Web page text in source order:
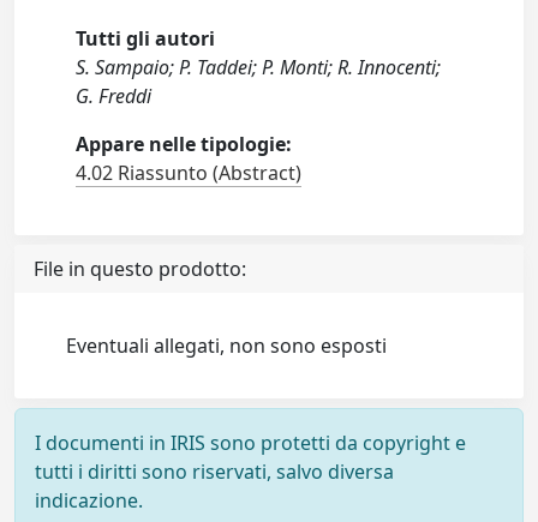
Tutti gli autori
S. Sampaio; P. Taddei; P. Monti; R. Innocenti;
G. Freddi
Appare nelle tipologie:
4.02 Riassunto (Abstract)
File in questo prodotto:
Eventuali allegati, non sono esposti
I documenti in IRIS sono protetti da copyright e
tutti i diritti sono riservati, salvo diversa
indicazione.